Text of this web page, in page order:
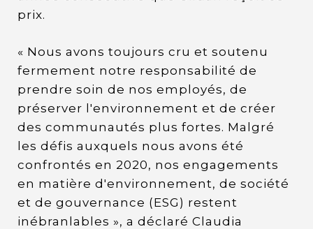
prix.
« Nous avons toujours cru et soutenu
fermement notre responsabilité de
prendre soin de nos employés, de
préserver l'environnement et de créer
des communautés plus fortes. Malgré
les défis auxquels nous avons été
confrontés en 2020, nos engagements
en matière d'environnement, de société
et de gouvernance (ESG) restent
inébranlables », a déclaré Claudia